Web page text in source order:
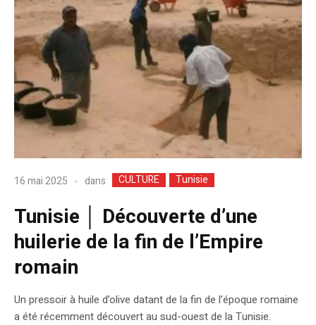
16 mai 2025 dans CULTURE Tunisie
Tunisie │ Découverte d’une
huilerie de la fin de l’Empire
romain
Un pressoir à huile d’olive datant de la fin de l’époque romaine
a été récemment découvert au sud-ouest de la Tunisie.